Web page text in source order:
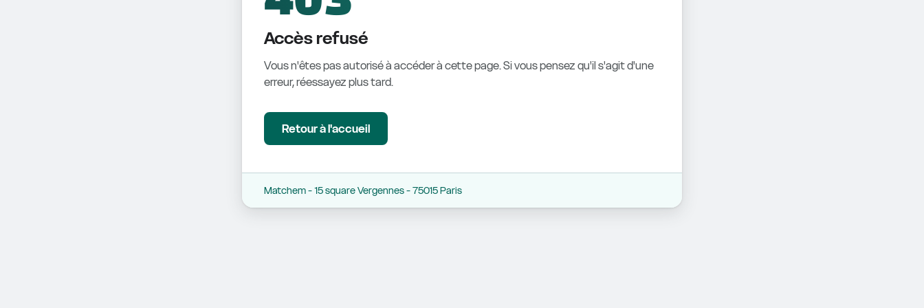
Accès refusé
Vous n'êtes pas autorisé à accéder à cette page. Si vous pensez qu'il s'agit d'une
erreur, réessayez plus tard.
Retour à l'accueil
Matchem - 15 square Vergennes - 75015 Paris